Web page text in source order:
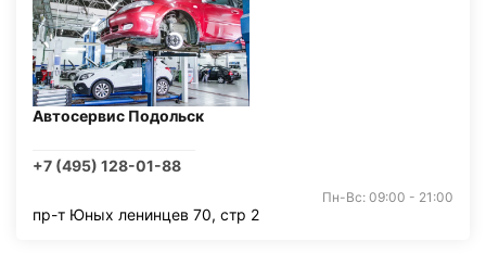
Автосервис Подольск
+7 (495) 128-01-88
Пн-Вс: 09:00 - 21:00
пр-т Юных ленинцев 70, стр 2